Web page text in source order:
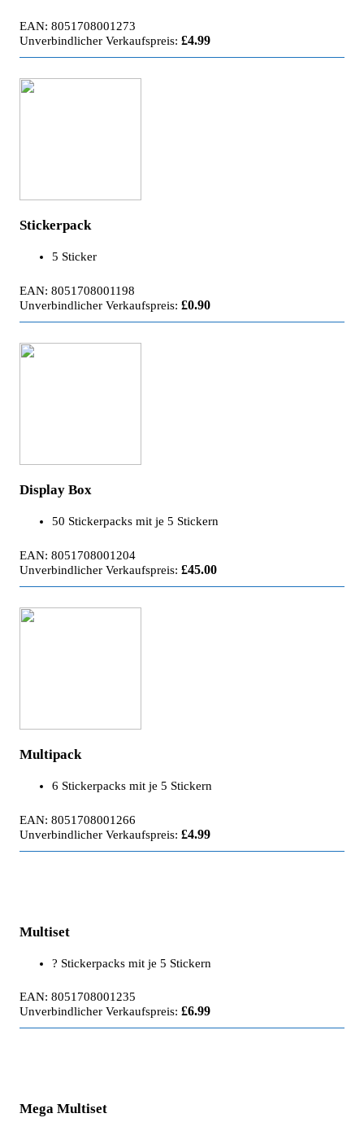
EAN: 8051708001273
Unverbindlicher Verkaufspreis: £4.99
Stickerpack
5 Sticker
EAN: 8051708001198
Unverbindlicher Verkaufspreis: £0.90
Display Box
50 Stickerpacks mit je 5 Stickern
EAN: 8051708001204
Unverbindlicher Verkaufspreis: £45.00
Multipack
6 Stickerpacks mit je 5 Stickern
EAN: 8051708001266
Unverbindlicher Verkaufspreis: £4.99
Multiset
? Stickerpacks mit je 5 Stickern
EAN: 8051708001235
Unverbindlicher Verkaufspreis: £6.99
Mega Multiset